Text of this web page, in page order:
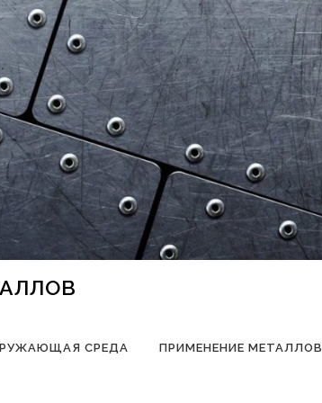
СРЕДА ПРИМЕНЕНИЕ МЕТАЛЛОВ